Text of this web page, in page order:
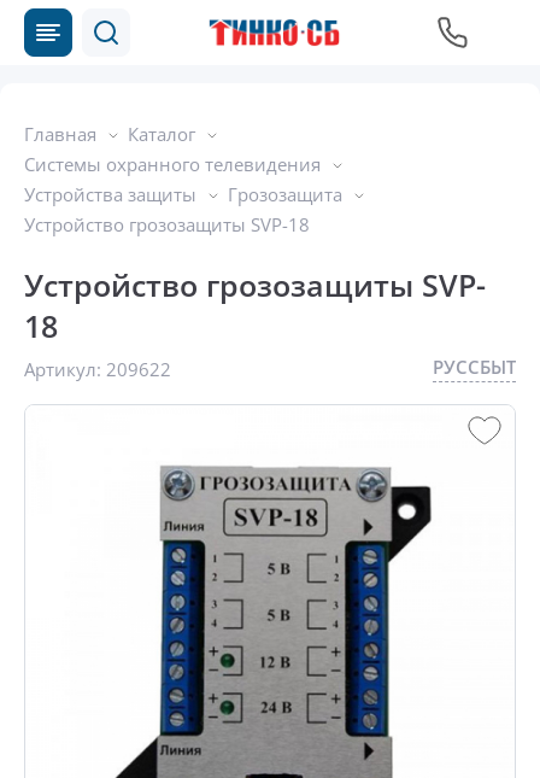
Главная
Каталог
Системы охранного телевидения
Устройства защиты
Грозозащита
Устройство грозозащиты SVP-18
Устройство грозозащиты SVP-
18
Артикул: 209622 РУССБЫТ